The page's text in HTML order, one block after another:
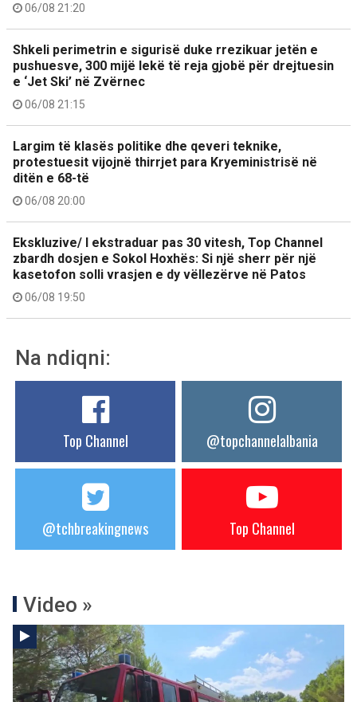
06/08 21:20
Shkeli perimetrin e sigurisë duke rrezikuar jetën e
pushuesve, 300 mijë lekë të reja gjobë për drejtuesin
e ‘Jet Ski’ në Zvërnec
06/08 21:15
Largim të klasës politike dhe qeveri teknike,
protestuesit vijojnë thirrjet para Kryeministrisë në
ditën e 68-të
06/08 20:00
Ekskluzive/ I ekstraduar pas 30 vitesh, Top Channel
zbardh dosjen e Sokol Hoxhës: Si një sherr për një
kasetofon solli vrasjen e dy vëllezërve në Patos
06/08 19:50
Na ndiqni:
Top Channel @topchannelalbania
@tchbreakingnews Top Channel
Video »